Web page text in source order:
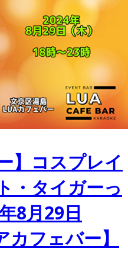
】コスプレイ
・タイガーっ
8月29日
カフェバー】